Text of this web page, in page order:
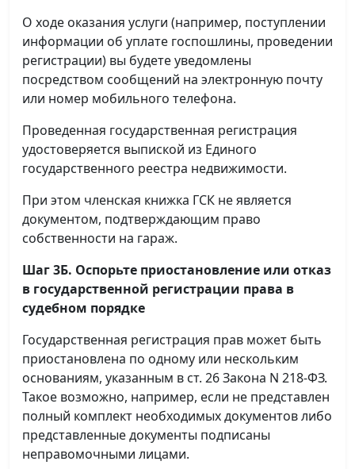
О ходе оказания услуги (например, поступлении
информации об уплате госпошлины, проведении
регистрации) вы будете уведомлены
посредством сообщений на электронную почту
или номер мобильного телефона.
Проведенная государственная регистрация
удостоверяется выпиской из Единого
государственного реестра недвижимости.
При этом членская книжка ГСК не является
документом, подтверждающим право
собственности на гараж.
Шаг 3Б. Оспорьте приостановление или отказ
в государственной регистрации права в
судебном порядке
Государственная регистрация прав может быть
приостановлена по одному или нескольким
основаниям, указанным в ст. 26 Закона N 218-ФЗ.
Такое возможно, например, если не представлен
полный комплект необходимых документов либо
представленные документы подписаны
неправомочными лицами.